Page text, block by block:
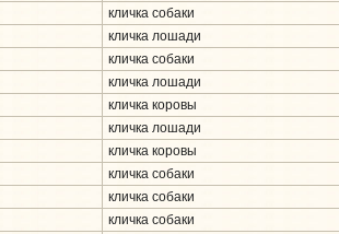
кличка собаки
кличка лошади
кличка собаки
кличка лошади
кличка коровы
кличка лошади
кличка коровы
кличка собаки
кличка собаки
кличка собаки